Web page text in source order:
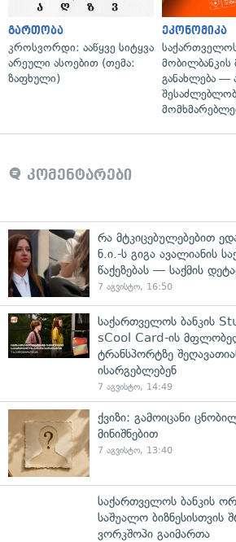
გართობა
კროსვორდი: ააწყვე სიტყვა
არეული ასოებით (თემა:
ზაფხული)
ეკონომიკა
საქართველოს
მობილბანკის
განახლება —
კომენტარები
რა მტკიცებულებებით
ნ.ი.-ს გიგა ავალიანის
წაქეზებას — საქმის
7 აგვისტო, 16:50
საქართველოს ბანკის
sCool Card-ის
ტრანსპორტზე
ისარგებლებენ
7 აგვისტო, 14:49
ქვიზი: გამოიცანი
მინიშნებით
7 აგვისტო, 13:40
საქართველოს ბანკის
საშუალო ბიზნესისთვის
ვორკშოპი გაიმართა